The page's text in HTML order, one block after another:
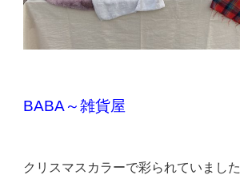
BABA～雑貨屋
クリスマスカラーで彩られていました